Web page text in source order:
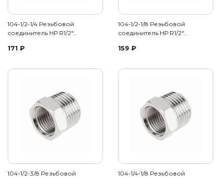
104-1/2-1/4 Резьбовой
соединитель НР R1/2"…
171 ₽
104-1/2-1/8 Резьбовой
соединитель НР R1/2"…
159 ₽
104-1/2-3/8 Резьбовой
104-1/4-1/8 Резьбовой